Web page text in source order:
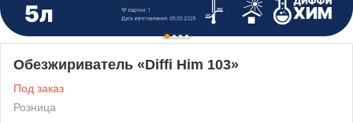
Обезжириватель «Diffi Him 103»
Под заказ
Розница